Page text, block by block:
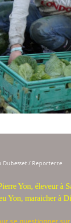
Dubesset / Reporterre
Yon, éleveur à
Yon, maraicher à